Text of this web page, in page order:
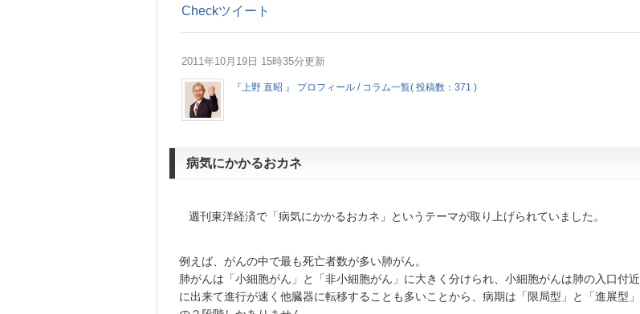
Checkツイート
2011年10月19日 15時35分更新
『上野 直昭 』 プロフィール / コラム一覧( 投稿数：371 )
病気にかかるおカネ
週刊東洋経済で「病気にかかるおカネ」というテーマが取り上げられていました。
例えば、がんの中で最も死亡者数が多い肺がん。
肺がんは「小細胞がん」と「非小細胞がん」に大きく分けられ、小細胞がんは肺の入口付近
に出来て進行が速く他臓器に転移することも多いことから、病期は「限局型」と「進展型」